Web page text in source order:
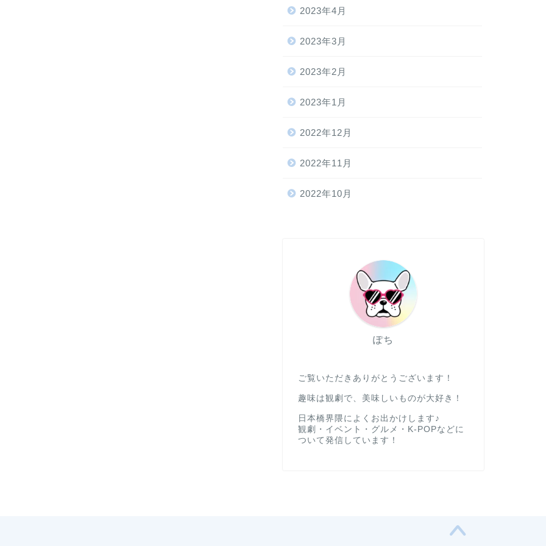
2023年4月
2023年3月
2023年2月
2023年1月
2022年12月
2022年11月
2022年10月
ぽち
ご覧いただきありがとうございます！
趣味は観劇で、美味しいものが大好き！
日本橋界隈によくお出かけします♪
観劇・イベント・グルメ・K-POPなどに
ついて発信しています！